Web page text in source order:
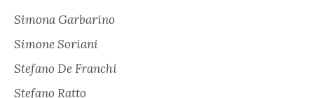
Simona Garbarino
Simone Soriani
Stefano De Franchi
Stefano Ratto